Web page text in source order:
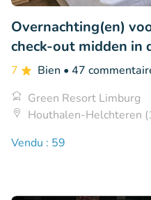
Overnachting(en)
check-out midden in
7 Bien • 47
Green Resort Limburg
Houthalen-Helchteren
Vendu : 59